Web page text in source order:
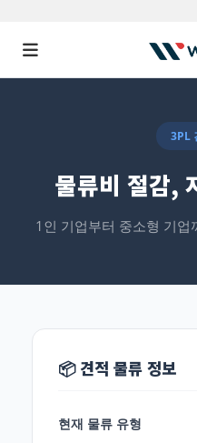
3PL
물류비 절감,
1인 기업부터 중소형 기업
📦 견적 물류 정보
현재 물류 유형